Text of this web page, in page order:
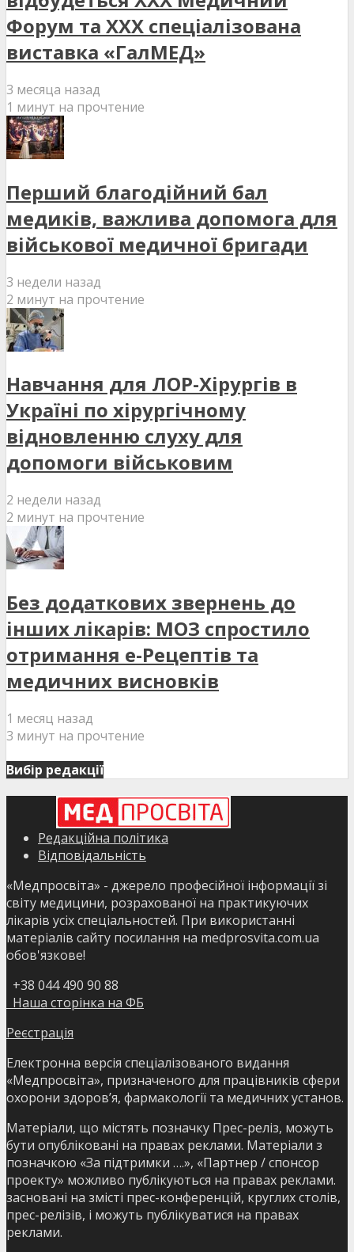
Форум та XXX спеціалізована
виставка «ГалМЕД»
3 месяца назад
1 минут на прочтение
Перший благодійний бал
медиків, важлива допомога для
військової медичної бригади
3 недели назад
2 минут на прочтение
Навчання для ЛОР-Хірургів в
Україні по хірургічному
відновленню слуху для
допомоги військовим
2 недели назад
2 минут на прочтение
Без додаткових звернень до
інших лікарів: МОЗ спростило
отримання е-Рецептів та
медичних висновків
1 месяц назад
3 минут на прочтение
Вибір редакції
Редакційна політика
Відповідальність
«Медпросвіта» - джерело професійної інформації зі
світу медицини, розрахованої на практикуючих
лікарів усіх спеціальностей. При використанні
матеріалів сайту посилання на medprosvita.com.ua
обов'язкове!
+38 044 490 90 88
Наша сторінка на ФБ
Реєстрація
Електронна версія спеціалізованого видання
«Медпросвіта», призначеного для працівників сфери
охорони здоров’я, фармакології та медичних установ.
Матеріали, що містять позначку Прес-реліз, можуть
бути опубліковані на правах реклами. Матеріали з
позначкою «За підтримки ….», «Партнер / спонсор
проекту» можливо публікуються на правах реклами.
засновані на змісті прес-конференцій, круглих столів,
прес-релізів, і можуть публікуватися на правах
реклами.